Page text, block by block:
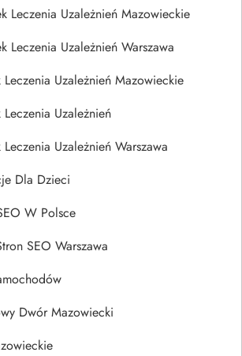
Leczenia Uzależnień Mazowieckie
Leczenia Uzależnień Warszawa
Uzależnień Mazowieckie
Uzależnień
Uzależnień Warszawa
Dla Dzieci
W Polsce
SEO Warszawa
Dwór Mazowiecki